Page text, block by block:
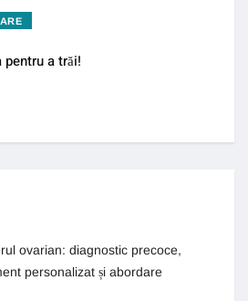
pentru a trăi!
ovarian: diagnostic precoce,
personalizat și abordare